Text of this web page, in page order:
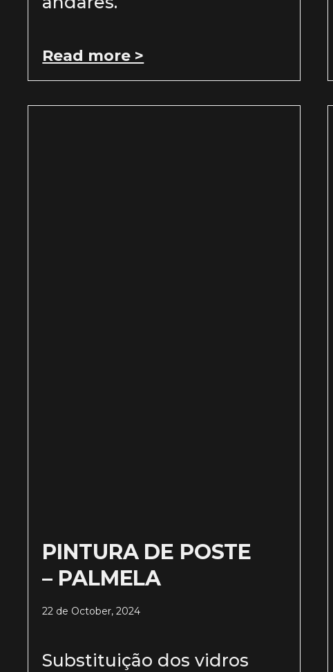
Read more >
PINTURA DE POSTE
– PALMELA
22 de October, 2024
Substituição dos vidros